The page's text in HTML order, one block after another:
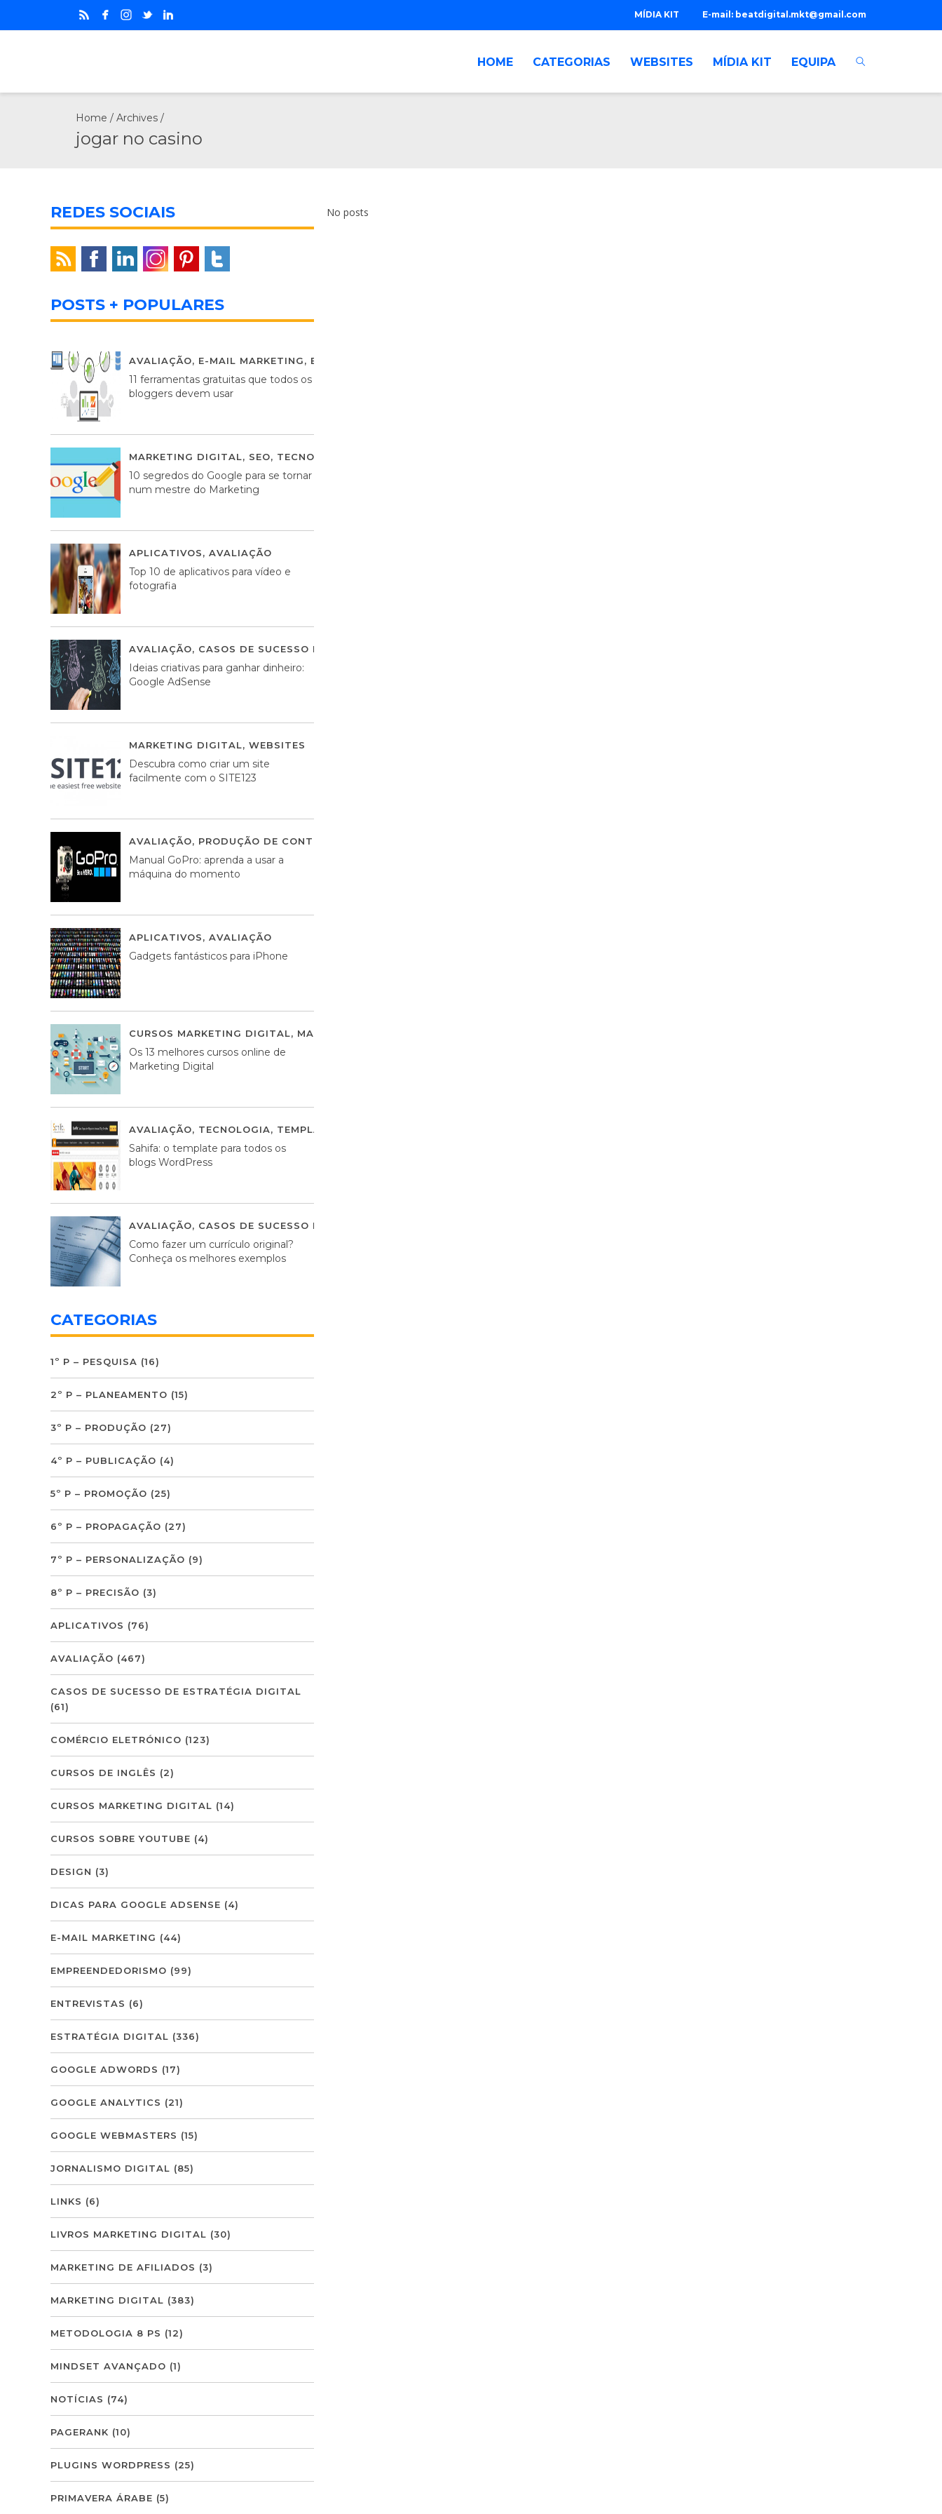
E-mail: beatdigital.mkt@gmail.com
MÍDIA KIT
HOME CATEGORIAS WEBSITES MÍDIA KIT EQUIPA
Home / Archives /
jоgar nо casinо
No posts
REDES SOCIAIS
POSTS + POPULARES
AVALIAÇÃO, E-MAIL MARKETING, ESTRATÉGIA DIGITAL
11 ferramentas gratuitas que todos os
bloggers devem usar
MARKETING DIGITAL, SEO, TECNOLOGIA
10 segredos do Google para se tornar
num mestre do Marketing
APLICATIVOS, AVALIAÇÃO
Top 10 de aplicativos para vídeo e
fotografia
AVALIAÇÃO, CASOS DE SUCESSO DE ESTRATÉGIA DIGITAL
Ideias criativas para ganhar dinheiro:
Google AdSense
MARKETING DIGITAL, WEBSITES
Descubra como criar um site
facilmente com o SITE123
AVALIAÇÃO, PRODUÇÃO DE CONTEÚDOS MULTIMÉDIA
Manual GoPro: aprenda a usar a
máquina do momento
APLICATIVOS, AVALIAÇÃO
Gadgets fantásticos para iPhone
CURSOS MARKETING DIGITAL, MARKETING DIGITAL
Os 13 melhores cursos online de
Marketing Digital
AVALIAÇÃO, TECNOLOGIA, TEMPLATES WORDPRESS
Sahifa: o template para todos os
blogs WordPress
AVALIAÇÃO, CASOS DE SUCESSO DE ESTRATÉGIA DIGITAL
Como fazer um currículo original?
Conheça os melhores exemplos
CATEGORIAS
1º P – PESQUISA (16)
2º P – PLANEAMENTO (15)
3º P – PRODUÇÃO (27)
4º P – PUBLICAÇÃO (4)
5º P – PROMOÇÃO (25)
6º P – PROPAGAÇÃO (27)
7º P – PERSONALIZAÇÃO (9)
8º P – PRECISÃO (3)
APLICATIVOS (76)
AVALIAÇÃO (467)
CASOS DE SUCESSO DE ESTRATÉGIA DIGITAL
(61)
COMÉRCIO ELETRÓNICO (123)
CURSOS DE INGLÊS (2)
CURSOS MARKETING DIGITAL (14)
CURSOS SOBRE YOUTUBE (4)
DESIGN (3)
DICAS PARA GOOGLE ADSENSE (4)
E-MAIL MARKETING (44)
EMPREENDEDORISMO (99)
ENTREVISTAS (6)
ESTRATÉGIA DIGITAL (336)
GOOGLE ADWORDS (17)
GOOGLE ANALYTICS (21)
GOOGLE WEBMASTERS (15)
JORNALISMO DIGITAL (85)
LINKS (6)
LIVROS MARKETING DIGITAL (30)
MARKETING DE AFILIADOS (3)
MARKETING DIGITAL (383)
METODOLOGIA 8 PS (12)
MINDSET AVANÇADO (1)
NOTÍCIAS (74)
PAGERANK (10)
PLUGINS WORDPRESS (25)
PRIMAVERA ÁRABE (5)